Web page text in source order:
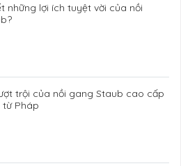
những lợi ích tuyệt vời của nồi
trội của nồi gang Staub cao cấp
từ Pháp